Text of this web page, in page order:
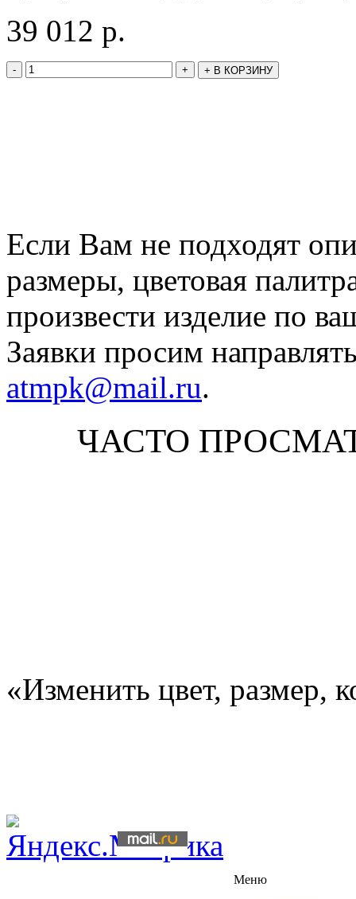
39 012 р.
- + + В КОРЗИНУ
Если Вам не подходят
размеры, цветовая
произвести изделие по
Заявки просим
atmpk@mail.ru.
ЧАСТО
«Изменить цвет, размер,
Меню